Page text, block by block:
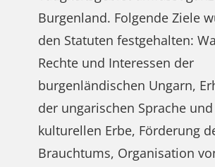
Burgenland. Folgende Ziele
den Statuten festgehalten:
Rechte und Interessen der
burgenländischen Ungarn,
der ungarischen Sprache
kulturellen Erbe, Förderung
Brauchtums, Organisation